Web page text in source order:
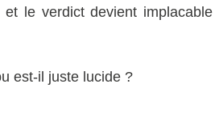
le verdict devient
est-il juste lucide ?